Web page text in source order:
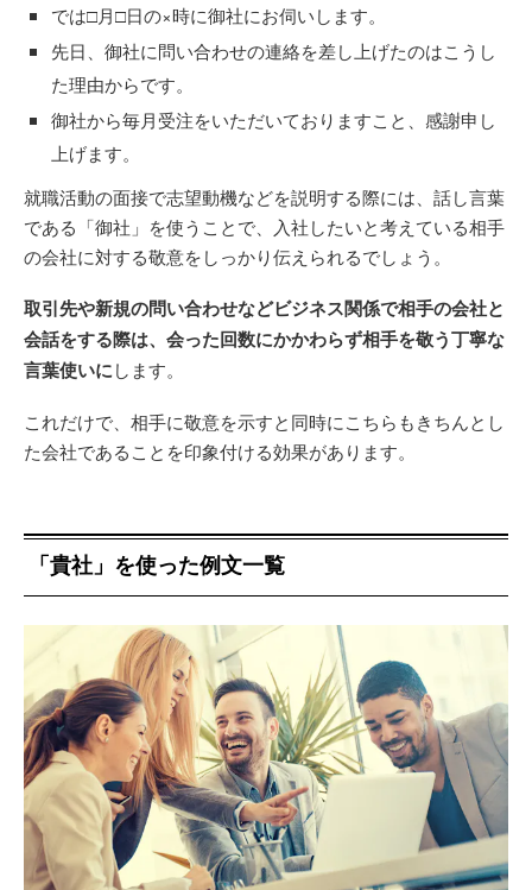
では□月□日の×時に御社にお伺いします。
先日、御社に問い合わせの連絡を差し上げたのはこうし
た理由からです。
御社から毎月受注をいただいておりますこと、感謝申し
上げます。
就職活動の面接で志望動機などを説明する際には、話し言葉
である「御社」を使うことで、入社したいと考えている相手
の会社に対する敬意をしっかり伝えられるでしょう。
取引先や新規の問い合わせなどビジネス関係で相手の会社と
会話をする際は、会った回数にかかわらず相手を敬う丁寧な
言葉使いにします。
これだけで、相手に敬意を示すと同時にこちらもきちんとし
た会社であることを印象付ける効果があります。
「貴社」を使った例文一覧